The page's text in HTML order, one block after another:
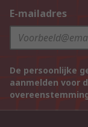
E-mailadres
De persoonlijke
aanmelden voor